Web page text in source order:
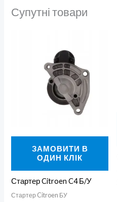
Супутні товари
ЗАМОВИТИ В
ОДИН КЛІК
Стартер Citroen C4 Б/У
Стартер Citroen БУ